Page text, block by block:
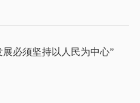
一习话·改革为人民丨“改革发展必须坚持以人民为中心”